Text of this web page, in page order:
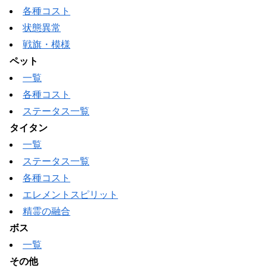
各種コスト
状態異常
戦旗・模様
ペット
一覧
各種コスト
ステータス一覧
タイタン
一覧
ステータス一覧
各種コスト
エレメントスピリット
精霊の融合
ボス
一覧
その他